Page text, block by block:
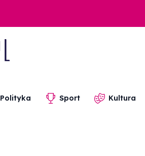
Polityka Sport Kultura